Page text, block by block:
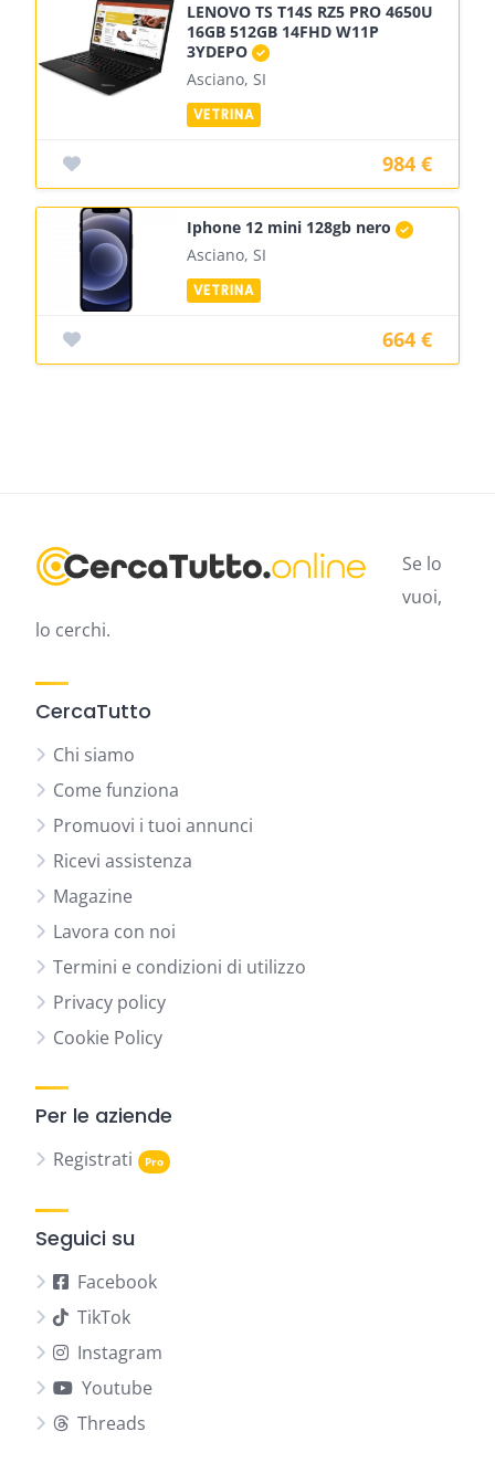
LENOVO TS T14S RZ5 PRO 4650U
16GB 512GB 14FHD W11P
3YDEPO
Asciano, SI
984 €
Iphone 12 mini 128gb nero
Asciano, SI
664 €
Se lo
vuoi,
lo cerchi.
CercaTutto
Chi siamo
Come funziona
Promuovi i tuoi annunci
Ricevi assistenza
Magazine
Lavora con noi
Termini e condizioni di utilizzo
Privacy policy
Cookie Policy
Per le aziende
Registrati
Seguici su
Facebook
TikTok
Instagram
Youtube
Threads